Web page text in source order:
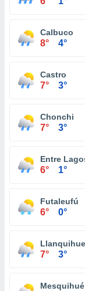
Calbuco
8° 4°
Castro
7° 3°
Chonchi
7° 3°
Entre
6° 1°
Futaleufú
6° 0°
Llanquihue
7° 3°
Mesquihué